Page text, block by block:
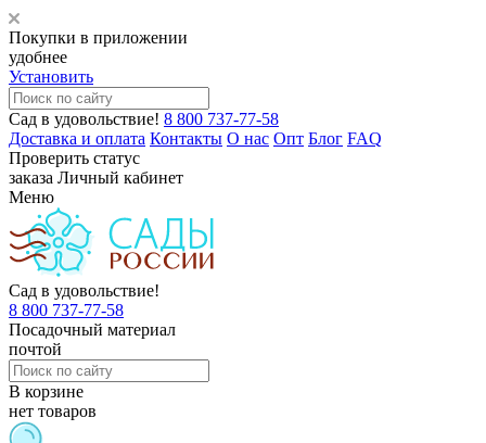
Покупки в приложении
удобнее
Установить
Сад в удовольствие! 8 800 737-77-58
Доставка и оплата Контакты О нас Опт Блог FAQ
Проверить статус
заказа Личный кабинет
Меню
Сад в удовольствие!
8 800 737-77-58
Посадочный материал
почтой
В корзине
нет товаров